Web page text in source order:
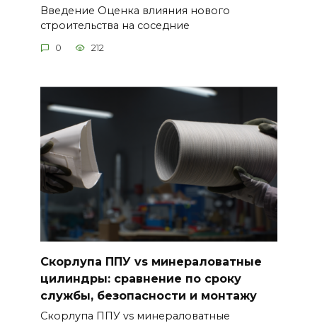
Введение Оценка влияния нового
строительства на соседние
0 212
Скорлупа ППУ vs минераловатные
цилиндры: сравнение по сроку
службы, безопасности и монтажу
Скорлупа ППУ vs минераловатные